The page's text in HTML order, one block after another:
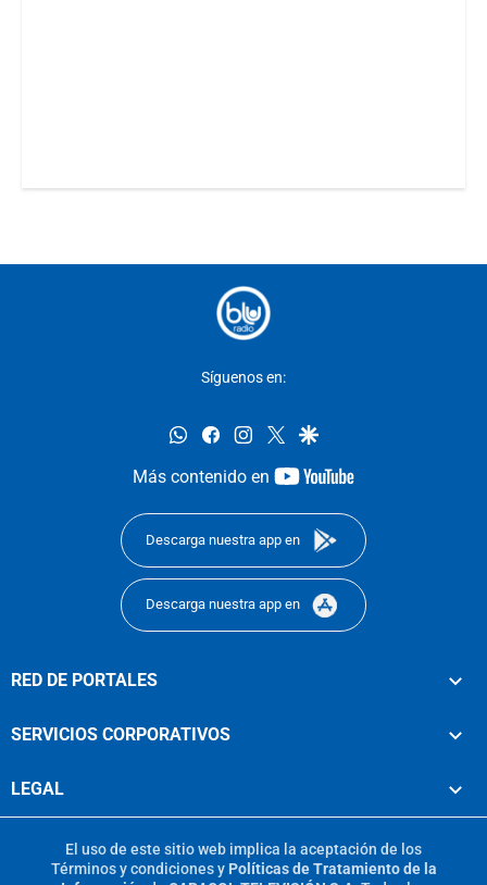
Síguenos en:
whatsappfacebookinstagram
twittergoogle
Más contenido en
youtube-
Descarga nuestra app en
Descarga nuestra app en
RED DE PORTALES
SERVICIOS CORPORATIVOS
LEGAL
El uso de este sitio web implica la aceptación de los
Términos y condicionesy Políticas de Tratamiento de la